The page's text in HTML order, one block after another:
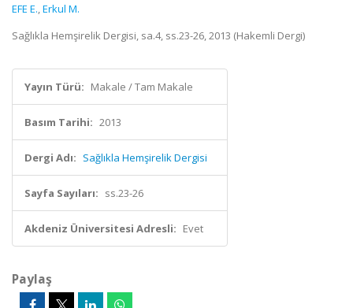
EFE E.,Erkul M.
Sağlıkla Hemşirelik Dergisi, sa.4, ss.23-26, 2013 (Hakemli Dergi)
Yayın Türü: Makale / Tam Makale
Basım Tarihi: 2013
Dergi Adı: Sağlıkla Hemşirelik Dergisi
Sayfa Sayıları: ss.23-26
Akdeniz Üniversitesi Adresli: Evet
Paylaş